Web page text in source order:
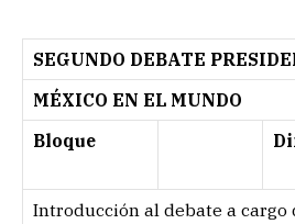
SEGUNDO DEBATE
MÉXICO EN EL MUNDO
Bloque
Introducción al debate a cargo